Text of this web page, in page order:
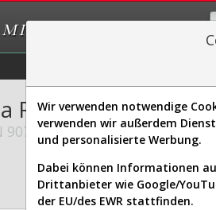
Real Estate
907179 | ISIN US0152711091]
Wir verwenden notwendige
verwenden wir außerdem
und personalisierte Werbung.
Dabei können Informationen
Drittanbieter wie Google/
der EU/des EWR stattfinden.